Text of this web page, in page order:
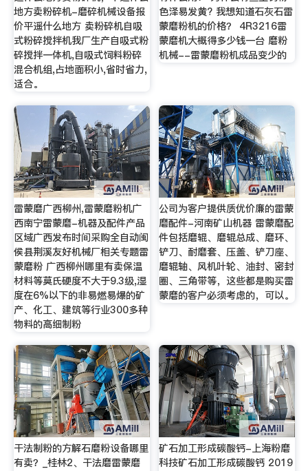
地方卖粉碎机-磨碎机械设备报
价平遥什么地方 卖粉碎机自吸
式粉碎搅拌机我厂生产自吸式粉
碎搅拌一体机,自吸式饲料粉碎
混合机组,占地面积小,省时省力,
适合。
色泽易发黄? 我想知道石灰石雷
蒙磨粉机的价格？ 4R3216雷
蒙磨机大概得多少钱一台 磨粉
机械--雷蒙磨粉机成品变少的
雷蒙磨广西柳州,雷蒙磨粉机广
西南宁雷蒙磨-机器及配件产品
区域广西发布时间采购全自动闽
侯县荆溪友好机械厂相关专题雷
蒙磨粉 广西柳州哪里有卖保温
材料等莫氏硬度不大于9.3级,湿
度在6%以下的非易燃易爆的矿
产、化工、建筑等行业300多种
物料的高细制粉
公司为客户提供质优价廉的雷蒙
磨配件-河南矿山机器 雷蒙磨配
件包括磨辊、磨辊总成、磨环、
铲刀、耐磨套、压盖、铲刀座、
磨辊轴、风机叶轮、油封、密封
圈、三角带等，这些都是购买雷
蒙磨的客户必须考虑的，可以。
干法制粉的方解石磨粉设备哪里
有卖？_桂林2、干法磨雷蒙磨
矿石加工形成碳酸钙-上海粉磨
科技矿石加工形成碳酸钙 2019